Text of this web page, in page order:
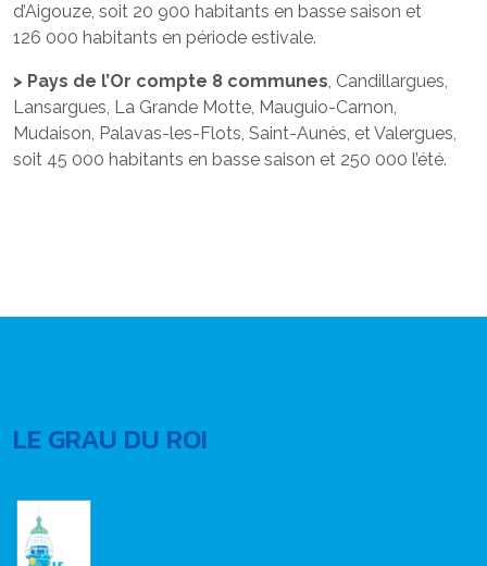
d’Aigouze, soit 20 900 habitants en basse saison et
126 000 habitants en période estivale.
> Pays de l’Or compte 8 communes, Candillargues,
Lansargues, La Grande Motte, Mauguio-Carnon,
Mudaison, Palavas-les-Flots, Saint-Aunès, et Valergues,
soit 45 000 habitants en basse saison et 250 000 l’été.
LE GRAU DU ROI